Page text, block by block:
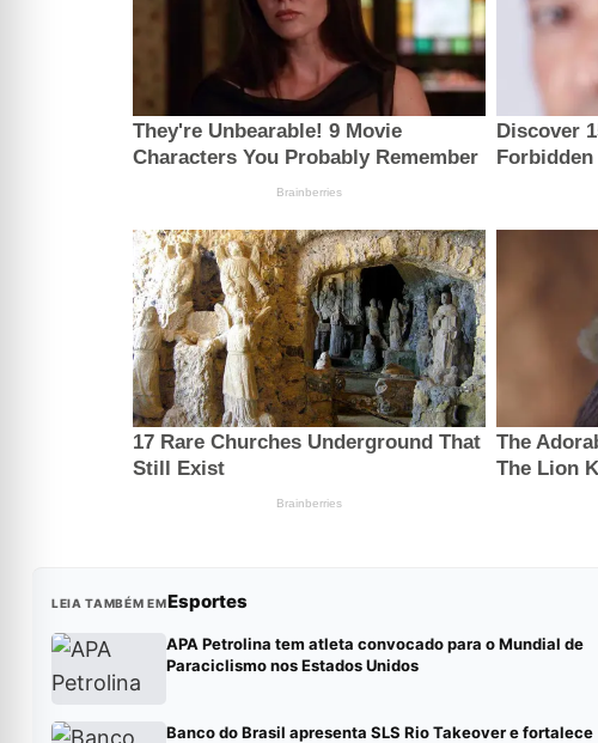
LEIA TAMBÉM EMEsportes
APA Petrolina tem atleta convocado para o Mundial de
Paraciclismo nos Estados Unidos
Banco do Brasil apresenta SLS Rio Takeover e fortalece